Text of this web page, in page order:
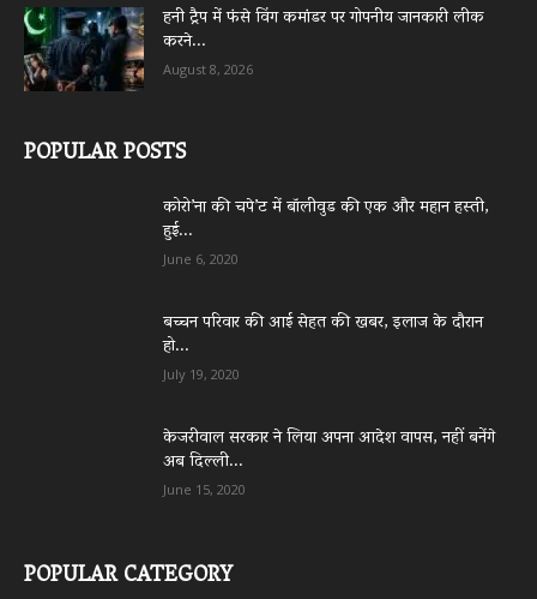
हनी ट्रैप में फंसे विंग कमांडर पर गोपनीय जानकारी लीक
करने...
August 8, 2026
POPULAR POSTS
कोरो’ना की चपे’ट में बॉलीवुड की एक और महान हस्ती,
हुई...
June 6, 2020
बच्चन परिवार की आई सेहत की खबर, इलाज के दौरान
हो...
July 19, 2020
केजरीवाल सरकार ने लिया अपना आदेश वापस, नहीं बनेंगे
अब दिल्ली...
June 15, 2020
POPULAR CATEGORY